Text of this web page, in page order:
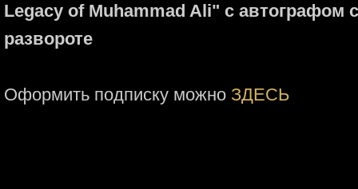
Legacy of Muhammad Ali" с автографом
развороте
Оформить подписку можно ЗДЕСЬ